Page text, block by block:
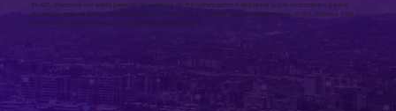
En ALT, ofrecemos una amplia gama de misceláneos de telecomunicaciones ajustados a sus necesidades para la
instalación, mantenimiento y operación, desde herramientas y accesorios hasta componentes de red, tenemos todo lo
que necesita para mantener su red funcionando sin problemas.